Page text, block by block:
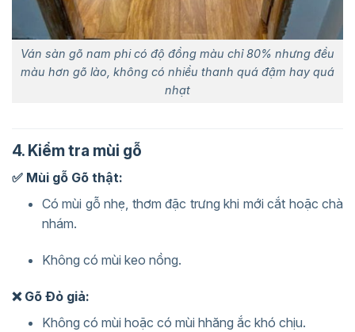
Ván sàn gõ nam phi có độ đồng màu chỉ 80% nhưng đều
màu hơn gõ lào, không có nhiều thanh quá đậm hay quá
nhạt
4. Kiểm tra mùi gỗ
✅ Mùi gỗ Gõ thật:
Có mùi gỗ nhẹ, thơm đặc trưng khi mới cắt hoặc chà
nhám.
Không có mùi keo nồng.
❌ Gõ Đỏ giả:
Không có mùi hoặc có mùi hhăng ắc khó chịu.